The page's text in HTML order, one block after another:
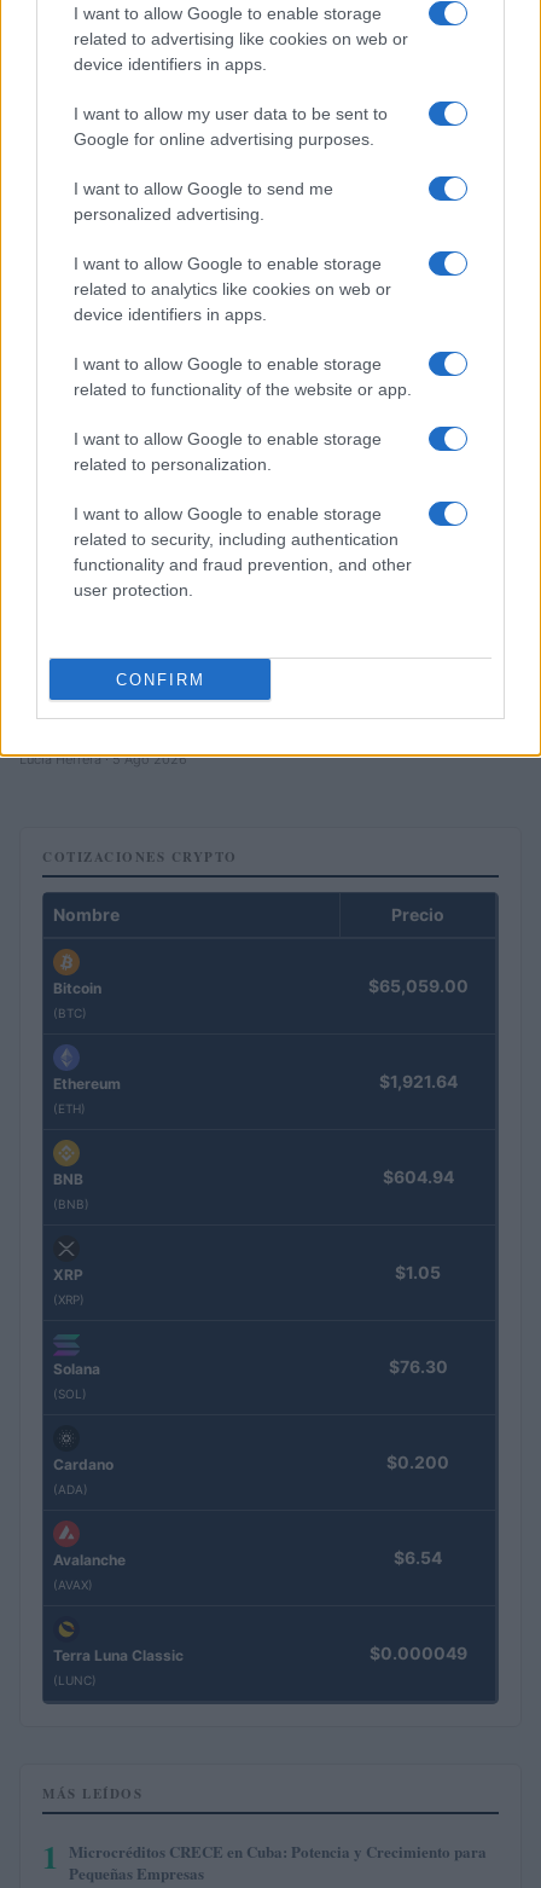
I want to allow Google to enable storage
related to advertising like cookies on web or
device identifiers in apps.
I want to allow my user data to be sent to
Google for online advertising purposes.
I want to allow Google to send me
personalized advertising.
I want to allow Google to enable storage
related to analytics like cookies on web or
device identifiers in apps.
I want to allow Google to enable storage
related to functionality of the website or app.
I want to allow Google to enable storage
related to personalization.
I want to allow Google to enable storage
related to security, including authentication
functionality and fraud prevention, and other
user protection.
CONFIRM
Brent cae un 8.3% y arrastra a las materias primas en agosto
Lucía Herrera · 6 Ago 2026
NEWS
El petróleo Brent cae un 8.46% y arrastra a las materias
Lucía Herrera · 5 Ago 2026
COTIZACIONES CRYPTO
Nombre Precio
Bitcoin
(BTC)
$65,059.00
Ethereum
(ETH)
$1,921.64
BNB
(BNB)
$604.94
XRP
(XRP)
$1.05
Solana
(SOL)
$76.30
Cardano
(ADA)
$0.200
Avalanche
(AVAX)
$6.54
Terra Luna Classic
(LUNC)
$0.000049
MÁS LEÍDOS
1
Microcréditos CRECE en Cuba: Potencia y Crecimiento para
Pequeñas Empresas